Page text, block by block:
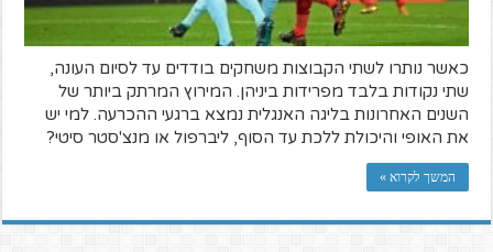
כאשר נותרו לשתי הקבוצות משחקים בודדים עד לסיום העונה,
שתי נקודות בלבד מפרידות ביניהן. המירוץ המרתק ביותר של
השנים האחרונות בליגה האנגלית נמצא ברגעי ההכרעה. למי יש
את האופי והיכולת ללכת עד הסוף, ליברפול או מנצ'סטר סיטי?
המשך לקרוא »